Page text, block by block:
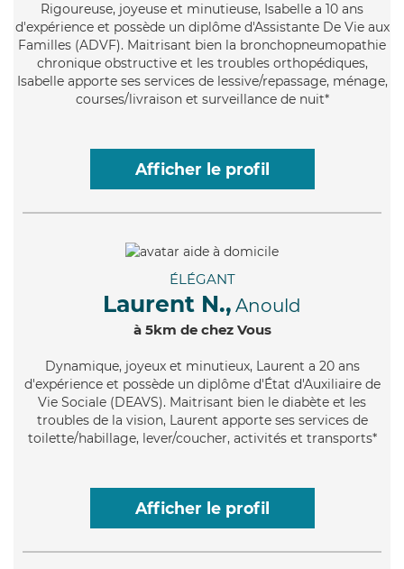
Rigoureuse, joyeuse et minutieuse, Isabelle a 10 ans
d'expérience et possède un diplôme d'Assistante De Vie aux
Familles (ADVF). Maitrisant bien la bronchopneumopathie
chronique obstructive et les troubles orthopédiques,
Isabelle apporte ses services de lessive/repassage, ménage,
courses/livraison et surveillance de nuit*
Afficher le profil
ÉLÉGANT
Laurent N., Anould
à 5km de chez Vous
Dynamique, joyeux et minutieux, Laurent a 20 ans
d'expérience et possède un diplôme d'État d'Auxiliaire de
Vie Sociale (DEAVS). Maitrisant bien le diabète et les
troubles de la vision, Laurent apporte ses services de
toilette/habillage, lever/coucher, activités et transports*
Afficher le profil